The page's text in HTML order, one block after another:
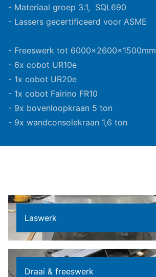
- Materiaal groep 3.1, SQL690
- Lassers gecertificeerd voor ASME
- Freeswerk tot 6000x2600x1500mm
- 6x cobot UR10e
- 1x cobot UR20e
- 1x cobot Fairino FR10
- 9x bovenloopkraan 5 ton
- 9x wandconsolekraan 1,6 ton
Laswerk
Draai & freeswerk